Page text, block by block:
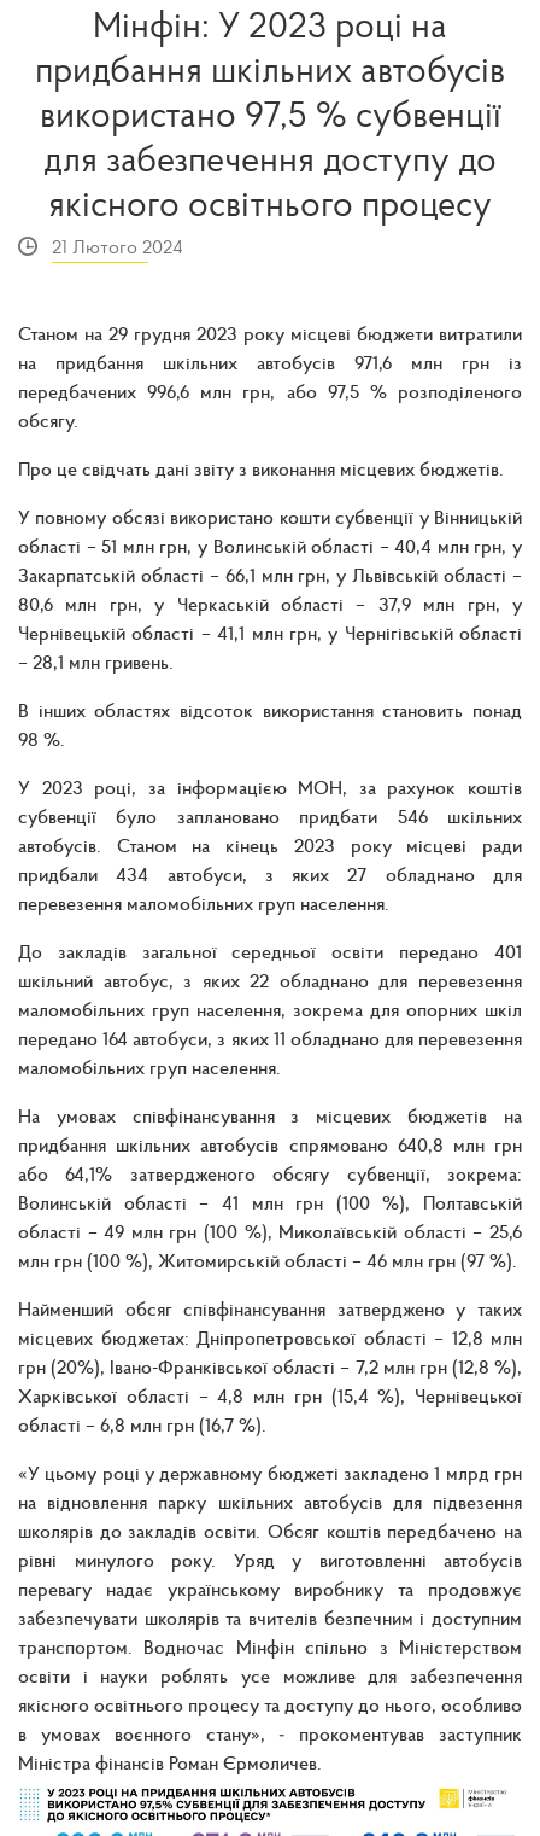
Мінфін: У 2023 році на
придбання шкільних автобусів
використано 97,5 % субвенції
для забезпечення доступу до
якісного освітнього процесу
21 Лютого 2024
Станом на 29 грудня 2023 року місцеві бюджети витратили
на придбання шкільних автобусів 971,6 млн грн із
передбачених 996,6 млн грн, або 97,5 % розподіленого
обсягу.
Про це свідчать дані звіту з виконання місцевих бюджетів.
У повному обсязі використано кошти субвенції у Вінницькій
області – 51 млн грн, у Волинській області – 40,4 млн грн, у
Закарпатській області – 66,1 млн грн, у Львівській області –
80,6 млн грн, у Черкаській області – 37,9 млн грн, у
Чернівецькій області – 41,1 млн грн, у Чернігівській області
– 28,1 млн гривень.
В інших областях відсоток використання становить понад
98 %.
У 2023 році, за інформацією МОН, за рахунок коштів
субвенції було заплановано придбати 546 шкільних
автобусів. Станом на кінець 2023 року місцеві ради
придбали 434 автобуси, з яких 27 обладнано для
перевезення маломобільних груп населення.
До закладів загальної середньої освіти передано 401
шкільний автобус, з яких 22 обладнано для перевезення
маломобільних груп населення, зокрема для опорних шкіл
передано 164 автобуси, з яких 11 обладнано для перевезення
маломобільних груп населення.
На умовах співфінансування з місцевих бюджетів на
придбання шкільних автобусів спрямовано 640,8 млн грн
або 64,1% затвердженого обсягу субвенції, зокрема:
Волинській області – 41 млн грн (100 %), Полтавській
області – 49 млн грн (100 %), Миколаївській області – 25,6
млн грн (100 %), Житомирській області – 46 млн грн (97 %).
Найменший обсяг співфінансування затверджено у таких
місцевих бюджетах: Дніпропетровської області – 12,8 млн
грн (20%), Івано-Франківської області – 7,2 млн грн (12,8 %),
Харківської області – 4,8 млн грн (15,4 %), Чернівецької
області – 6,8 млн грн (16,7 %).
«У цьому році у державному бюджеті закладено 1 млрд грн
на відновлення парку шкільних автобусів для підвезення
школярів до закладів освіти. Обсяг коштів передбачено на
рівні минулого року. Уряд у виготовленні автобусів
перевагу надає українському виробнику та продовжує
забезпечувати школярів та вчителів безпечним і доступним
транспортом. Водночас Мінфін спільно з Міністерством
освіти і науки роблять усе можливе для забезпечення
якісного освітнього процесу та доступу до нього, особливо
в умовах воєнного стану», ‒ прокоментував заступник
Міністра фінансів Роман Єрмоличев.